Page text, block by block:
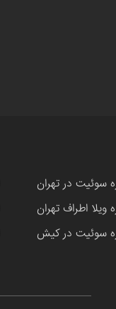
سوئیت در تهران
ویلا اطراف تهران
سوئیت در کیش